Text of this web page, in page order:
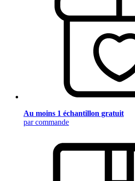
Au moins 1 échantillon gratuit
par commande